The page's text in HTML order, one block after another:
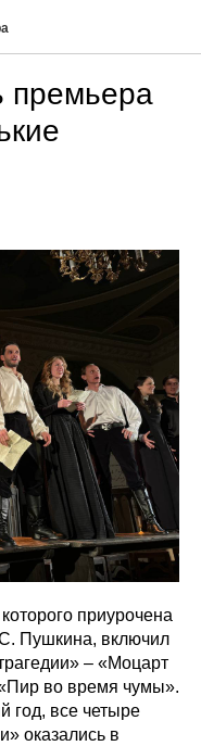
премьера
приурочена
Пушкина, включил
– «Моцарт
во время чумы».
год, все четыре
оказались в